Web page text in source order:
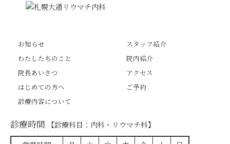
お知らせ
わたしたちのこと
院長あいさつ
はじめての方へ
診療内容について
スタッフ紹介
院内紹介
アクセス
ご予約
診療時間 【診療科目：内科・リウマチ科】